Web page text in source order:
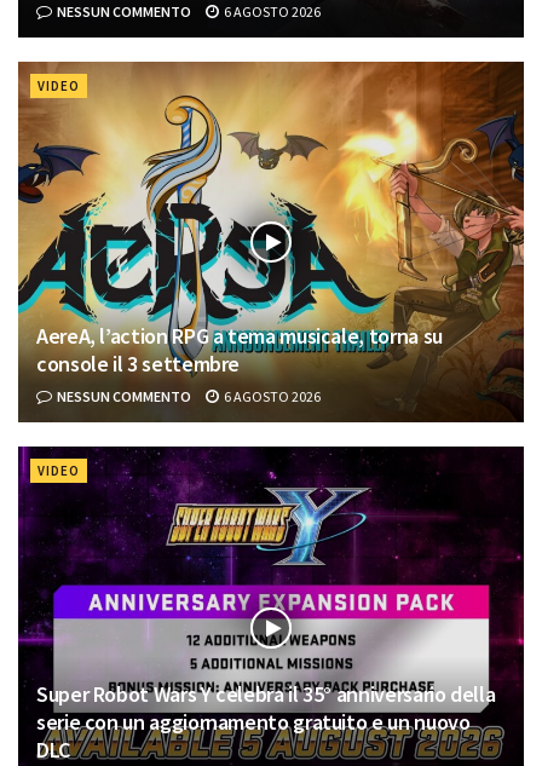
NESSUN COMMENTO 6 AGOSTO 2026
VIDEO
AereA, l’action RPG a tema musicale, torna su
console il 3 settembre
NESSUN COMMENTO 6 AGOSTO 2026
VIDEO
Super Robot Wars Y celebra il 35° anniversario della
serie con un aggiornamento gratuito e un nuovo
DLC